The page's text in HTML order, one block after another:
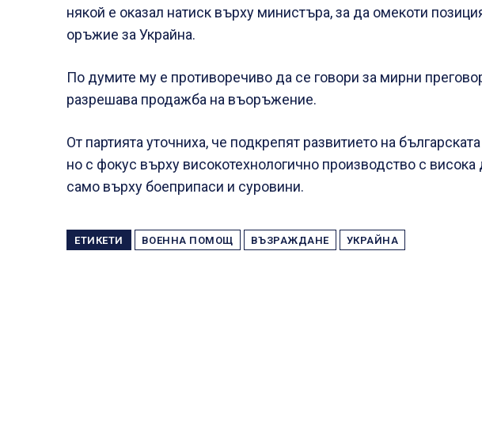
някой е оказал натиск върху министъра, за да омекоти
оръжие за Украйна.
По думите му е противоречиво да се говори за мирни
разрешава продажба на въоръжение.
От партията уточниха, че подкрепят развитието на
но с фокус върху високотехнологично производство с висока
само върху боеприпаси и суровини.
ЕТИКЕТИ ВОЕННА ПОМОЩ ВЪЗРАЖДАНЕ УКРАЙНА